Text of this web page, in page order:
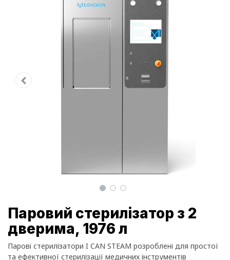
Паровий стерилізатор з 2
дверима, 1976 л
Парові стерилізатори I CAN STEAM розроблені для простої
та ефективної стерилізації медичних інструментів